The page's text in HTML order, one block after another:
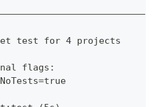
test for 4 projects
flags: